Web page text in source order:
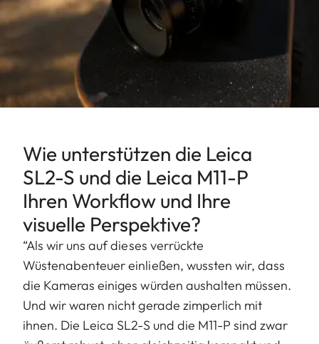
Wie unterstützen die Leica
SL2-S und die Leica M11-P
Ihren Workflow und Ihre
visuelle Perspektive?
“Als wir uns auf dieses verrückte
Wüstenabenteuer einließen, wussten wir, dass
die Kameras einiges würden aushalten müssen.
Und wir waren nicht gerade zimperlich mit
ihnen. Die Leica SL2-S und die M11-P sind zwar